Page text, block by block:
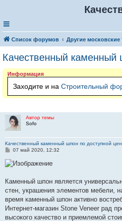
Список форумов Другие московские
Качественный каменный
Информация
Заходите и на Строительный
Автор темы
Sofo
Качественный каменный шпон по доступной
С
о
б
е
н
и
е
07 май 2020, 12:32
Каменный шпон является
стен, украшения элементов мебели,
время каменный шпон активно
Интернет-магазин Stone Veneer рад
высокого качество и приемлемой